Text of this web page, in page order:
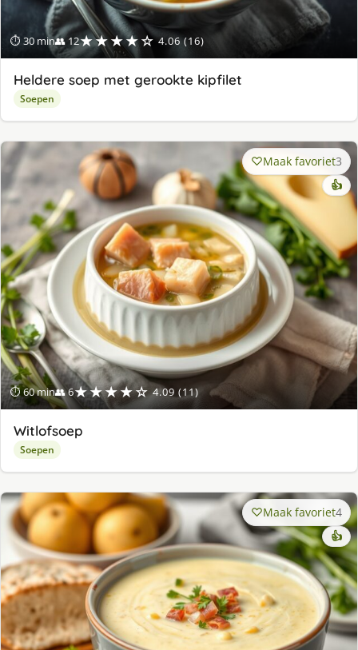
⏱ 30 min👥 12★★★★☆ 4.06 (16)
Heldere soep met gerookte kipfilet
Soepen
⏱ 60 min👥 6★★★★☆ 4.09 (11)
Maak favoriet3
👍
Witlofsoep
Soepen
Maak favoriet4
👍